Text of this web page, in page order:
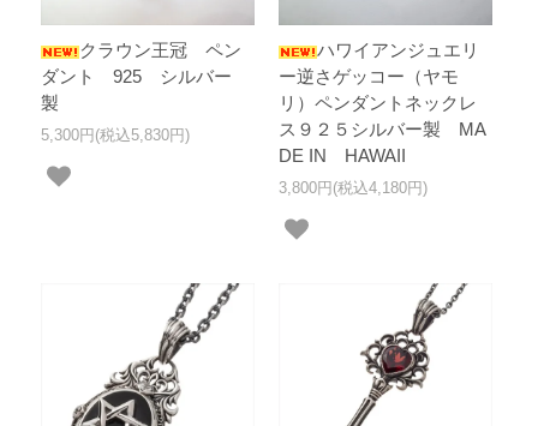
クラウン王冠 ペン
ダント 925 シルバー
製
5,300円(税込5,830円)
ハワイアンジュエリ
ー逆さゲッコー（ヤモ
リ）ペンダントネックレ
ス９２５シルバー製 MA
DE IN HAWAII
3,800円(税込4,180円)